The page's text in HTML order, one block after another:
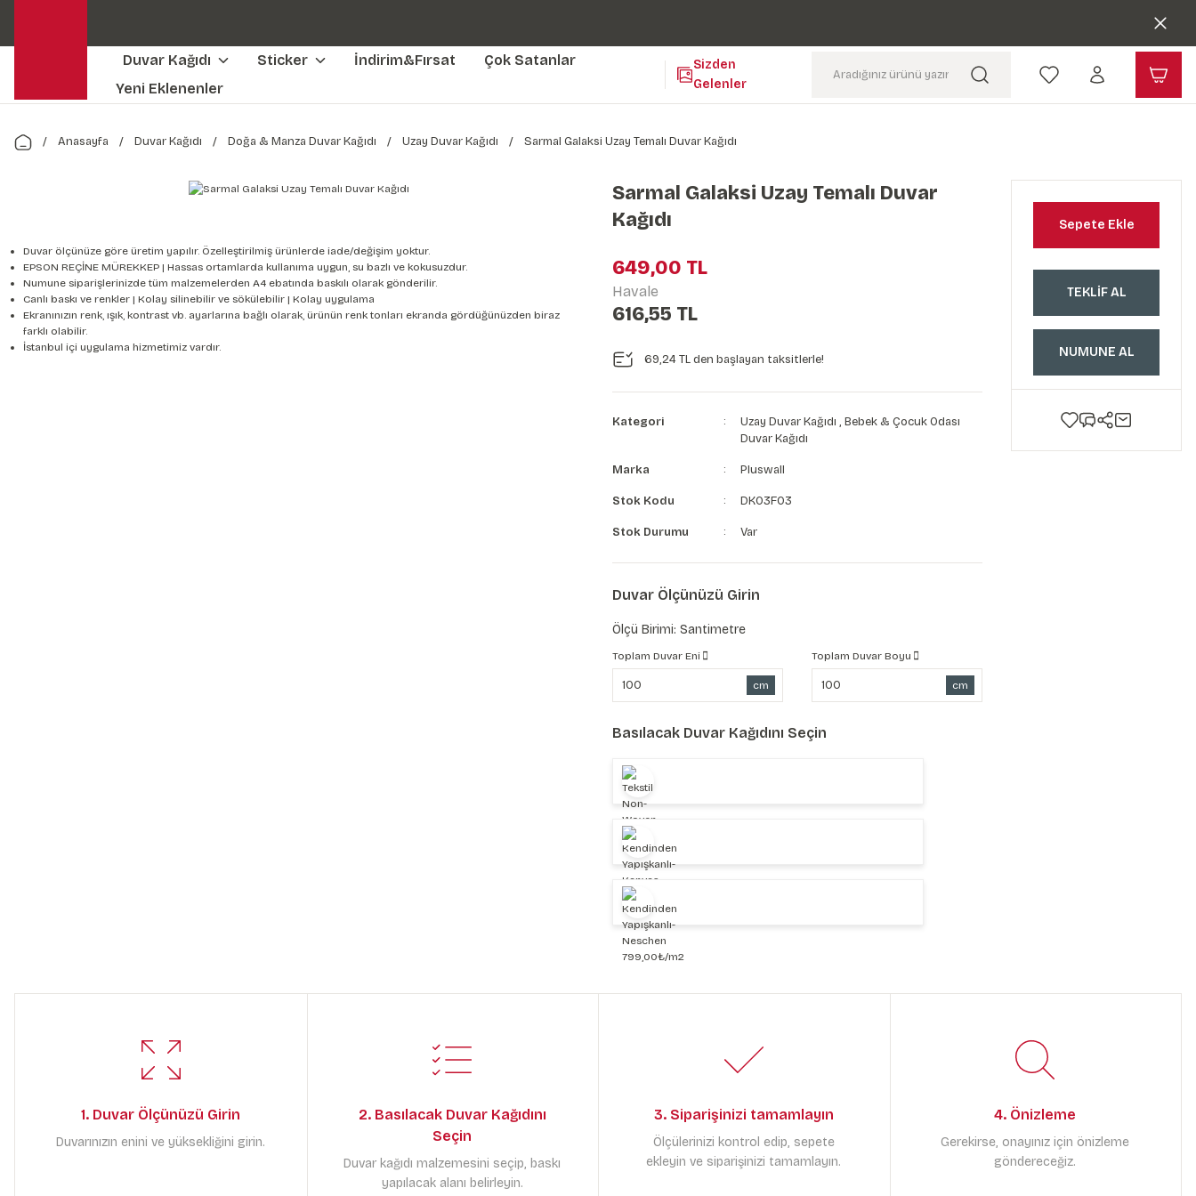
Kendinden Yapışkanlı Kolay Uygulanan Duvar Kağıtları😇
Duvar Kağıdı Sticker İndirim&Fırsat
Çok Satanlar
Yeni Eklenenler
Sizden
Gelenler
Anasayfa Duvar Kağıdı Doğa & Manza Duvar Kağıdı Uzay Duvar Kağıdı Sarmal Galaksi Uzay Temalı Duvar Kağıdı
Duvar ölçünüze göre üretim yapılır. Özelleştirilmiş ürünlerde iade/değişim yoktur.
EPSON REÇİNE MÜREKKEP | Hassas ortamlarda kullanıma uygun, su bazlı ve kokusuzdur.
Numune siparişlerinizde tüm malzemelerden A4 ebatında baskılı olarak gönderilir.
Canlı baskı ve renkler | Kolay silinebilir ve sökülebilir | Kolay uygulama
Ekranınızın renk, ışık, kontrast vb. ayarlarına bağlı olarak, ürünün renk tonları ekranda gördüğünüzden biraz
farklı olabilir.
İstanbul içi uygulama hizmetimiz vardır.
Sarmal Galaksi Uzay Temalı Duvar
Kağıdı
649,00 TL
Havale
616,55 TL
69,24 TL den başlayan taksitlerle!
Kategori Uzay Duvar Kağıdı , Bebek & Çocuk Odası
Duvar Kağıdı
Marka Pluswall
Stok Kodu DK03F03
Stok Durumu Var
Duvar Ölçünüzü Girin
Ölçü Birimi: Santimetre
Toplam Duvar Eni
cm
Toplam Duvar Boyu
cm
Basılacak Duvar Kağıdını Seçin
Sepete Ekle
TEKLİF AL
NUMUNE AL
1. Duvar Ölçünüzü Girin
Duvarınızın enini ve yüksekliğini girin.
2. Basılacak Duvar Kağıdını
Seçin
Duvar kağıdı malzemesini seçip, baskı
yapılacak alanı belirleyin.
3. Siparişinizi tamamlayın
Ölçülerinizi kontrol edip, sepete
ekleyin ve siparişinizi tamamlayın.
4. Önizleme
Gerekirse, onayınız için önizleme
göndereceğiz.